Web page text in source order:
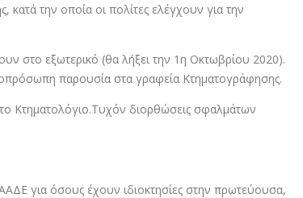
την οποία οι πολίτες ελέγχουν για την
στο εξωτερικό (θα λήξει την 1η Οκτωβρίου 2020).
παρουσία στα γραφεία Κτηματογράφησης.
Κτηματολόγιο.Τυχόν διορθώσεις σφαλμάτων
για όσους έχουν ιδιοκτησίες στην πρωτεύουσα,